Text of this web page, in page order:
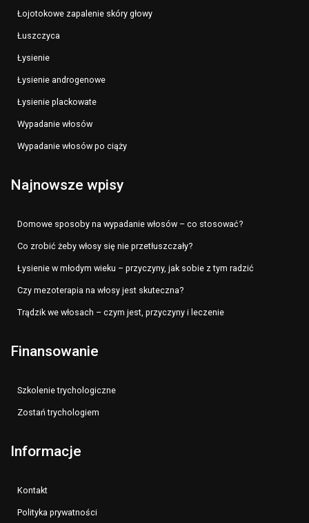
Łojotokowe zapalenie skóry głowy
Łuszczyca
Łysienie
Łysienie androgenowe
Łysienie plackowate
Wypadanie włosów
Wypadanie włosów po ciąży
Najnowsze wpisy
Domowe sposoby na wypadanie włosów – co stosować?
Co zrobić żeby włosy się nie przetłuszczały?
Łysienie w młodym wieku – przyczyny, jak sobie z tym radzić
Czy mezoterapia na włosy jest skuteczna?
Trądzik we włosach – czym jest, przyczyny i leczenie
Finansowanie
Szkolenie trychologiczne
Zostań trychologiem
Informacje
Kontakt
Polityka prywatności